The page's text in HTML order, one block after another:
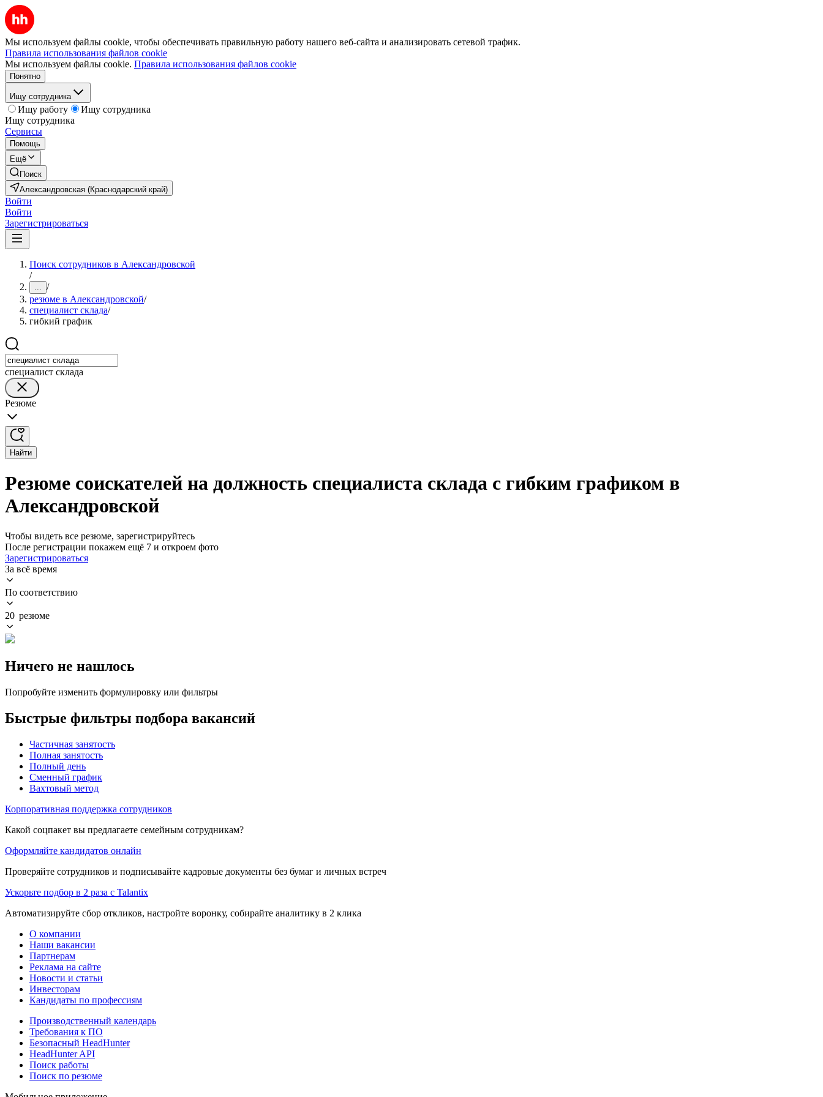
Мы используем файлы cookie, чтобы обеспечивать правильную работу нашего веб-сайта и анализировать сетевой трафик.
Правила использования файлов cookie
Мы используем файлы cookie. Правила использования файлов cookie
Понятно
Ищу сотрудника
Ищу работу
Ищу сотрудника
Ищу сотрудника
Сервисы
Помощь
Ещё
Поиск
Александровская (Краснодарский край)
Войти
Войти
Зарегистрироваться
Поиск сотрудников в Александровской
/
... /
резюме в Александровской/
специалист склада/
гибкий график
специалист склада
Резюме
Найти
Резюме соискателей на должность специалиста склада с гибким графиком в
Александровской
Чтобы видеть все резюме, зарегистрируйтесь
После регистрации покажем ещё 7 и откроем фото
Зарегистрироваться
За всё время
По соответствию
20 резюме
Ничего не нашлось
Попробуйте изменить формулировку или фильтры
Быстрые фильтры подбора вакансий
Частичная занятость
Полная занятость
Полный день
Сменный график
Вахтовый метод
Корпоративная поддержка сотрудников
Какой соцпакет вы предлагаете семейным сотрудникам?
Оформляйте кандидатов онлайн
Проверяйте сотрудников и подписывайте кадровые документы без бумаг и личных встреч
Ускорьте подбор в 2 раза с Talantix
Автоматизируйте сбор откликов, настройте воронку, собирайте аналитику в 2 клика
О компании
Наши вакансии
Партнерам
Реклама на сайте
Новости и статьи
Инвесторам
Кандидаты по профессиям
Производственный календарь
Требования к ПО
Безопасный HeadHunter
HeadHunter API
Поиск работы
Поиск по резюме